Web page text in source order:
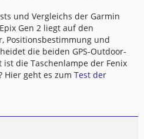
und Vergleichs der Garmin
Gen 2 liegt auf den
Positionsbestimmung und
die beiden GPS-Outdoor-
ist die Taschenlampe der Fenix
Hier geht es zum Test der